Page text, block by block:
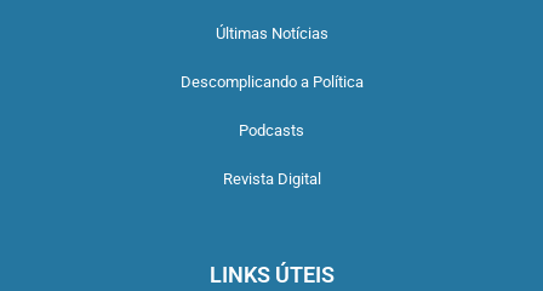
Últimas Notícias
Descomplicando a Política
Podcasts
Revista Digital
LINKS ÚTEIS